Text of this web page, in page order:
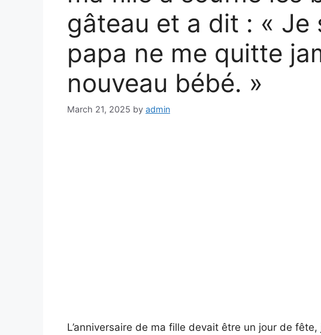
gâteau et a dit : « Je
papa ne me quitte
nouveau bébé. »
March 21, 2025 by admin
L’anniversaire de ma fille devait être un jour de fête,